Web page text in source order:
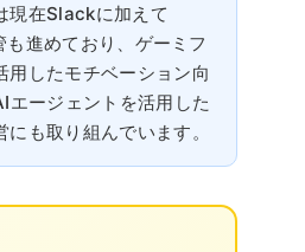
現在Slackに加えて
進めており、ゲーミフ
用したモチベーション向
エージェントを活用した
も取り組んでいます。